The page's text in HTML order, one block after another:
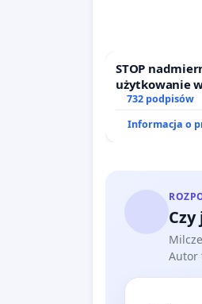
STOP
użytkowanie
zajmowanych
działkowe.
732 podpisów
Informacja o
Autor